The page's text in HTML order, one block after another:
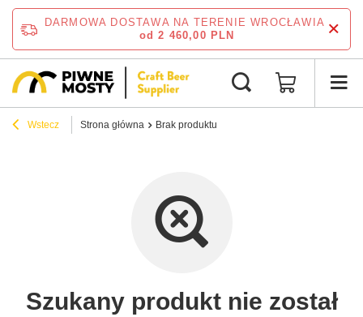
DARMOWA DOSTAWA NA TERENIE WROCŁAWIA
od 2 460,00 PLN
Wstecz Strona główna Brak produktu
Szukany produkt nie został